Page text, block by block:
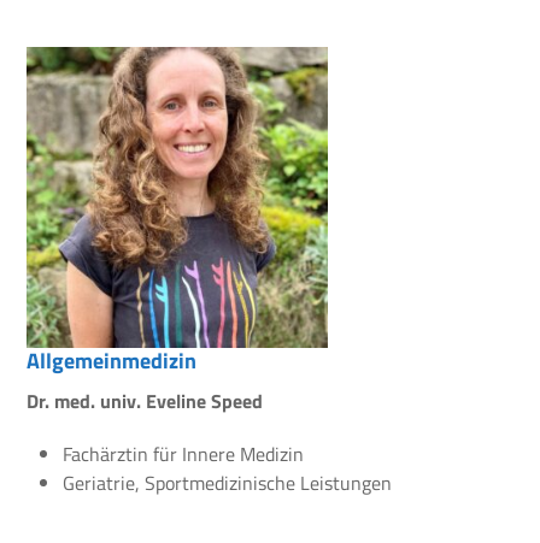
Allgemeinmedizin
Dr. med. univ. Eveline Speed
Fachärztin für Innere Medizin
Geriatrie, Sportmedizinische Leistungen